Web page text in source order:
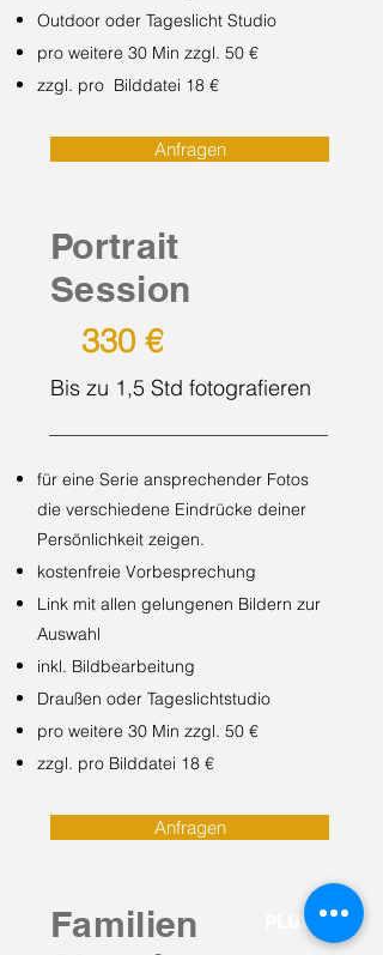
Outdoor oder Tageslicht Studio
pro weitere 30 Min zzgl. 50 €
zzgl. pro Bilddatei 18 €
Anfragen
Portrait
Session
330 €
Bis zu 1,5 Std fotografieren
für eine Serie ansprechender Fotos
die verschiedene Eindrücke deiner
Persönlichkeit zeigen.
kostenfreie Vorbesprechung
Link mit allen gelungenen Bildern zur
Auswahl
inkl. Bildbearbeitung
Draußen oder Tageslichtstudio
pro weitere 30 Min zzgl. 50 €
zzgl. pro Bilddatei 18 €
Anfragen
Familien
PLUS